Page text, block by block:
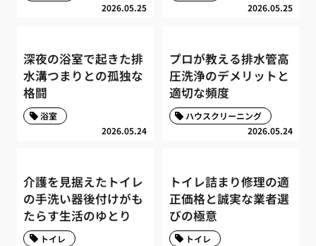
2026.05.25 2026.05.25
深夜の浴室で起きた排
水溝つまりとの孤独な
格闘
2026.05.24
浴室
プロが教える排水管高
圧洗浄のデメリットと
適切な頻度
2026.05.24
ハウスクリーニング
介護を見据えたトイレ
の手洗い器後付けがも
たらす生活のゆとり
トイレ
トイレ詰まり修理の適
正価格と誠実な業者選
びの極意
トイレ